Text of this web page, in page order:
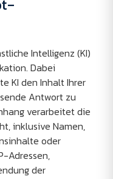
Intelligenz (KI)
Dabei
KI den Inhalt Ihrer
Antwort zu
verarbeitet die
inklusive Namen,
oder
Adressen,
der